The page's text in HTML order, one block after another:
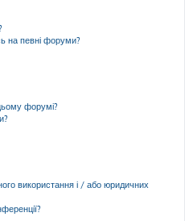
на певні форуми?
форумі?
використання і / або юридичних